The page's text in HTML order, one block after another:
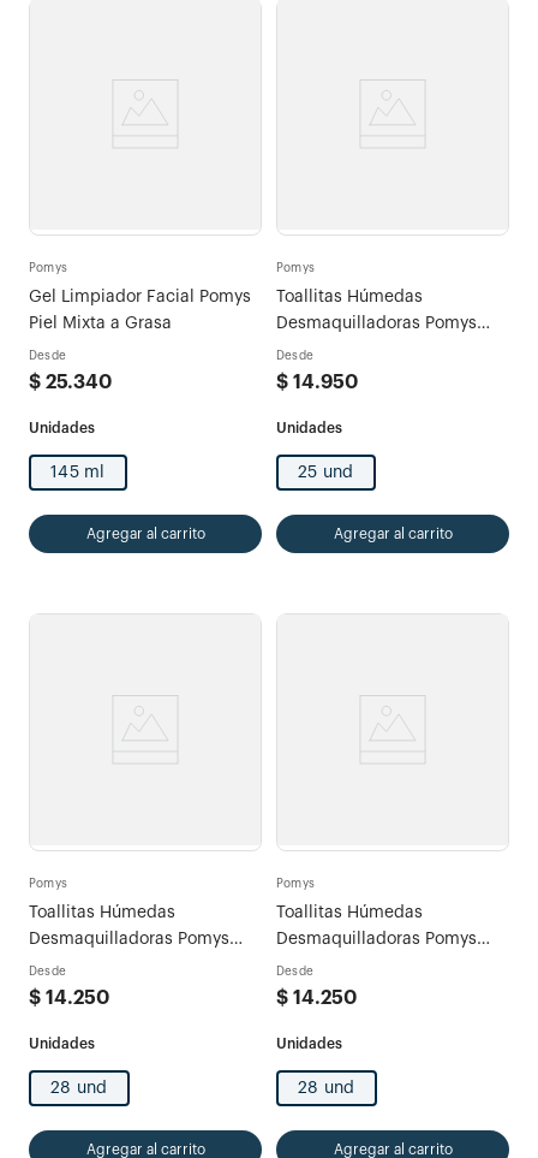
Pomys
Gel Limpiador Facial Pomys
Piel Mixta a Grasa
Desde
$ 25.340
145 ml
Agregar al carrito
Pomys
Toallitas Húmedas
Desmaquilladoras Pomys
Piel Mixta a Grasa
Desde
$ 14.950
25 und
Agregar al carrito
Pomys
Toallitas Húmedas
Desmaquilladoras Pomys
Aloe y Miel Pomys
Desde
$ 14.250
28 und
Agregar al carrito
Pomys
Toallitas Húmedas
Desmaquilladoras Pomys
Pepino y Caléndula Pomys
Desde
$ 14.250
28 und
Agregar al carrito